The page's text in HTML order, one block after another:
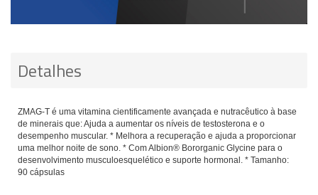
Detalhes
ZMAG-T é uma vitamina cientificamente avançada e nutracêutico à base
de minerais que: Ajuda a aumentar os níveis de testosterona e o
desempenho muscular. * Melhora a recuperação e ajuda a proporcionar
uma melhor noite de sono. * Com Albion® Bororganic Glycine para o
desenvolvimento musculoesquelético e suporte hormonal. * Tamanho:
90 cápsulas